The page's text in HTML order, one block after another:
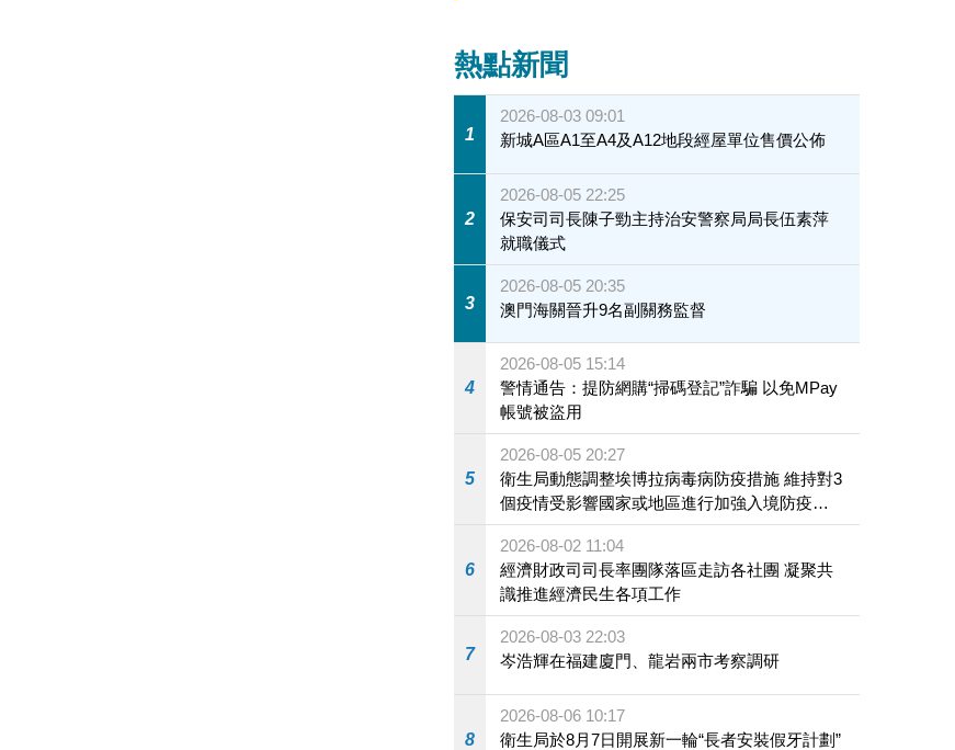
熱點新聞
1
2026-08-03 09:01
新城A區A1至A4及A12地段經屋單位售價公佈
2
2026-08-05 22:25
保安司司長陳子勁主持治安警察局局長伍素萍
就職儀式
3
2026-08-05 20:35
澳門海關晉升9名副關務監督
4
2026-08-05 15:14
警情通告：提防網購“掃碼登記”詐騙 以免MPay
帳號被盜用
5
2026-08-05 20:27
衛生局動態調整埃博拉病毒病防疫措施 維持對3
個疫情受影響國家或地區進行加強入境防疫措
施
6
2026-08-02 11:04
經濟財政司司長率團隊落區走訪各社團 凝聚共
識推進經濟民生各項工作
7
2026-08-03 22:03
岑浩輝在福建廈門、龍岩兩市考察調研
8
2026-08-06 10:17
衛生局於8月7日開展新一輪“長者安裝假牙計劃”